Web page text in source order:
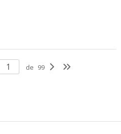
de 99